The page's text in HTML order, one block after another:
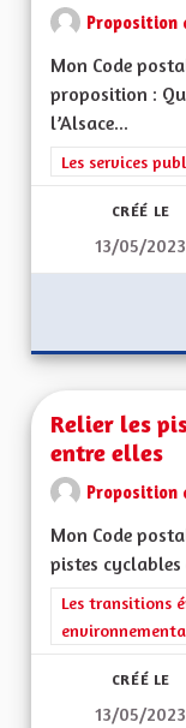
Proposition
Mon Code
proposition :
l’Alsace...
Filtrer les
Les services
CRÉÉ LE
13/05/2023
Relier les
entre elles
Proposition
Mon Code
pistes cyclables
Filtrer les
Les transitions
CRÉÉ LE
13/05/2023